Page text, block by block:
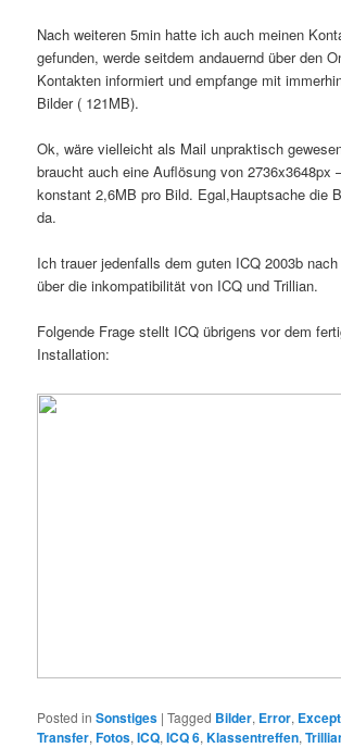
Nach weiteren 5min hatte ich auch meinen
gefunden, werde seitdem andauernd über den
Kontakten informiert und empfange mit
Bilder ( 121MB).
Ok, wäre vielleicht als Mail unpraktisch
braucht auch eine Auflösung von 2736x3648px
konstant 2,6MB pro Bild. Egal,Hauptsache die
da.
Ich trauer jedenfalls dem guten ICQ 2003b
über die inkompatibilität von ICQ und Trillian.
Folgende Frage stellt ICQ übrigens vor dem
Installation:
Posted in Sonstiges |Tagged Bilder, Error,
Transfer,Fotos,ICQ,ICQ 6,Klassentreffen,